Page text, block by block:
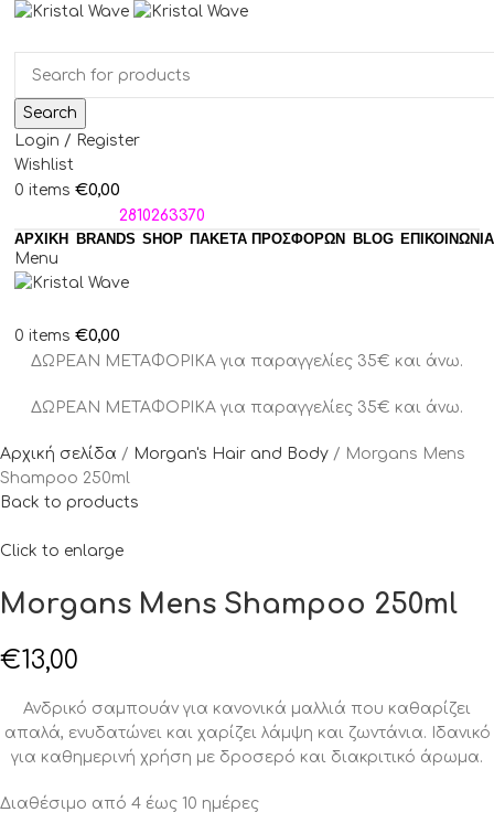
Search
Login / Register
Wishlist
0 items €0,00
2810263370
ΑΡΧΙΚΗ
BRANDS SHOP ΠΑΚΈΤΑ ΠΡΟΣΦΟΡΏΝ BLOG ΕΠΙΚΟΙΝΩΝΙΑ
Menu
0 items €0,00
ΔΩΡΕΑΝ ΜΕΤΑΦΟΡΙΚΑ για παραγγελίες 35€ και άνω.
ΔΩΡΕΑΝ ΜΕΤΑΦΟΡΙΚΑ για παραγγελίες 35€ και άνω.
Αρχική σελίδα Morgan's Hair and Body
Morgans Mens
Shampoo 250ml
Back to products
Click to enlarge
Morgans Mens Shampoo 250ml
€13,00
Ανδρικό σαμπουάν για κανονικά μαλλιά που καθαρίζει
απαλά, ενυδατώνει και χαρίζει λάμψη και ζωντάνια. Ιδανικό
για καθημερινή χρήση με δροσερό και διακριτικό άρωμα.
Διαθέσιμο από 4 έως 10 ημέρες